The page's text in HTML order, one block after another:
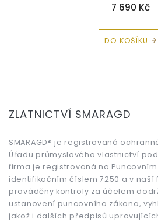
7 690 Kč
DO KOŠÍKU
ZLATNICTVÍ SMARAGD
SMARAGD® je registrovaná
Úřadu průmyslového vlastnictví
firma je registrovaná na
identifikačním číslem 7250 a v naší
prováděny kontroly za účelem
ustanovení puncovního zákona,
jakož i dalších předpisů